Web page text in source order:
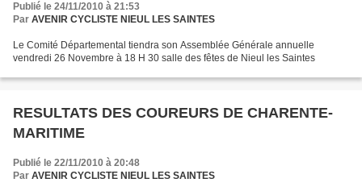
Publié le 24/11/2010 à 21:53
Par AVENIR CYCLISTE NIEUL LES SAINTES
Le Comité Départemental tiendra son Assemblée Générale annuelle
vendredi 26 Novembre à 18 H 30 salle des fêtes de Nieul les Saintes
RESULTATS DES COUREURS DE CHARENTE-
MARITIME
Publié le 22/11/2010 à 20:48
Par AVENIR CYCLISTE NIEUL LES SAINTES